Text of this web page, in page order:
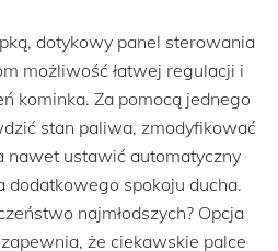
dotykowy panel sterowania
możliwość łatwej regulacji i
kominka. Za pomocą jednego
stan paliwa, zmodyfikować
nawet ustawić automatyczny
dodatkowego spokoju ducha.
najmłodszych? Opcja
że ciekawskie palce